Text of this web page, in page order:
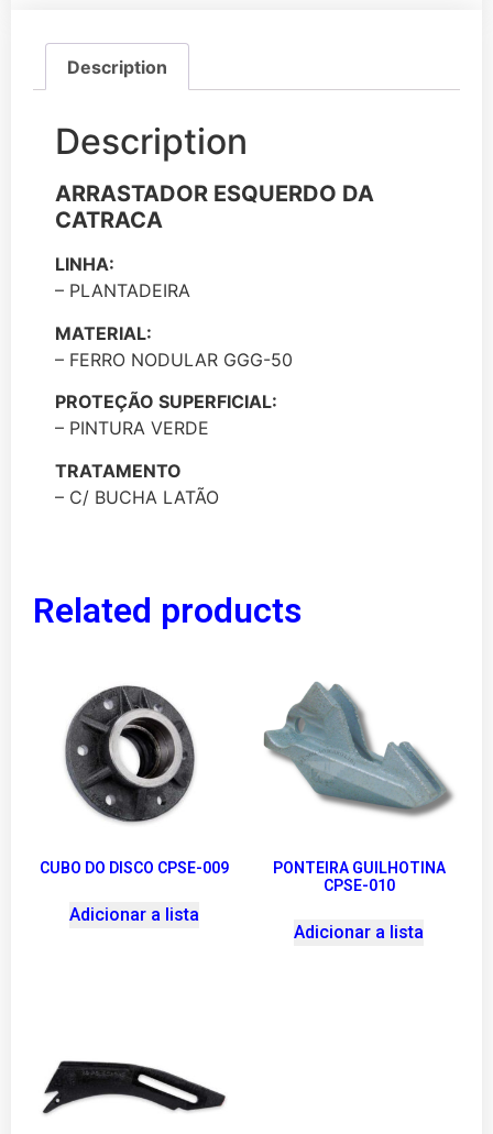
Description
Description
ARRASTADOR ESQUERDO DA
CATRACA
LINHA:
– PLANTADEIRA
MATERIAL:
– FERRO NODULAR GGG-50
PROTEÇÃO SUPERFICIAL:
– PINTURA VERDE
TRATAMENTO
– C/ BUCHA LATÃO
Related products
CUBO DO DISCO CPSE-009
Adicionar a lista
PONTEIRA GUILHOTINA
CPSE-010
Adicionar a lista